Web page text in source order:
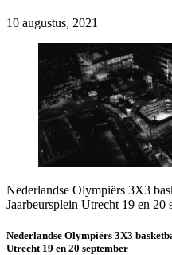
10 augustus, 2021
Nederlandse Olympiërs 3X3
Jaarbeursplein Utrecht 19 en 20
Nederlandse Olympiërs 3X3
Utrecht 19 en 20 september